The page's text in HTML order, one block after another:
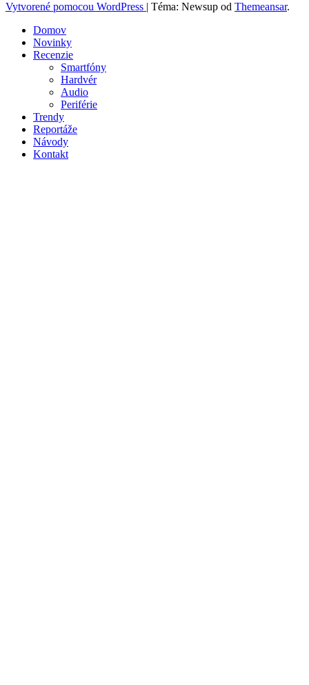
Vytvorené pomocou WordPress | Téma: Newsup od Themeansar.
Domov
Novinky
Recenzie
Smartfóny
Hardvér
Audio
Periférie
Trendy
Reportáže
Návody
Kontakt